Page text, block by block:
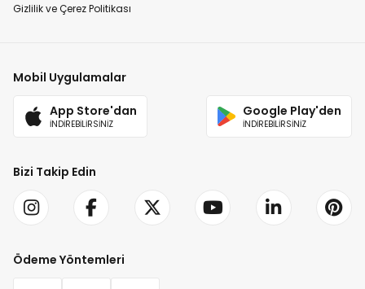
Gizlilik ve Çerez Politikası
Mobil Uygulamalar
App Store'dan
İNDİREBİLİRSİNİZ
Google Play'den
İNDİREBİLİRSİNİZ
Bizi Takip Edin
Ödeme Yöntemleri